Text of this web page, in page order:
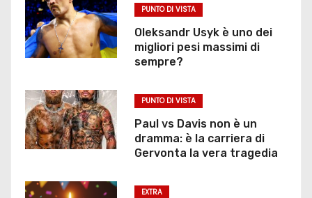
PUNTO DI VISTA
Oleksandr Usyk è uno dei
migliori pesi massimi di
sempre?
PUNTO DI VISTA
Paul vs Davis non è un
dramma: è la carriera di
Gervonta la vera tragedia
EXTRA